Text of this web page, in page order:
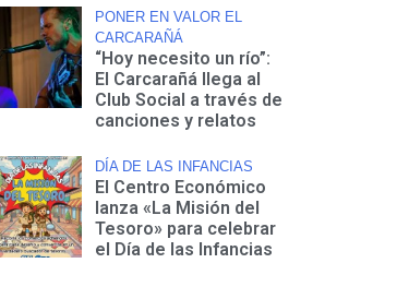
PONER EN VALOR EL
CARCARAÑÁ
“Hoy necesito un río”:
El Carcarañá llega al
Club Social a través de
canciones y relatos
DÍA DE LAS INFANCIAS
El Centro Económico
lanza «La Misión del
Tesoro» para celebrar
el Día de las Infancias